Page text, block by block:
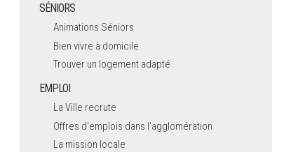
SÉNIORS
Animations Séniors
Bien vivre à domicile
Trouver un logement adapté
EMPLOI
La Ville recrute
Offres d'emplois dans l'agglomération
La mission locale